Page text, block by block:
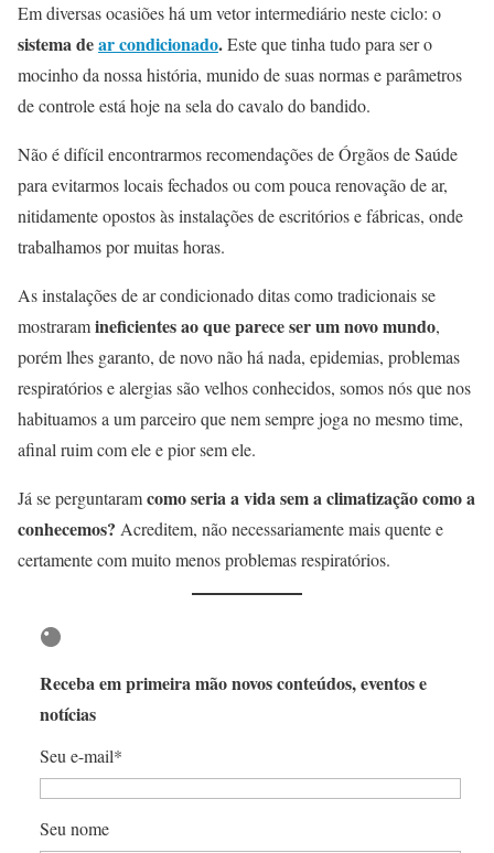
Em diversas ocasiões há um vetor intermediário neste ciclo: o
sistema dear condicionado.Este que tinha tudo para ser o
mocinho da nossa história, munido de suas normas e parâmetros
de controle está hoje na sela do cavalo do bandido.
Não é difícil encontrarmos recomendações de Órgãos de Saúde
para evitarmos locais fechados ou com pouca renovação de ar,
nitidamente opostos às instalações de escritórios e fábricas, onde
trabalhamos por muitas horas.
As instalações de ar condicionado ditas como tradicionais se
mostraramineficientes ao que parece ser um novo mundo,
porém lhes garanto, de novo não há nada, epidemias, problemas
respiratórios e alergias são velhos conhecidos, somos nós que nos
habituamos a um parceiro que nem sempre joga no mesmo time,
afinal ruim com ele e pior sem ele.
Já se perguntaramcomo seria a vida sem a climatização como a
conhecemos? Acreditem, não necessariamente mais quente e
certamente com muito menos problemas respiratórios.
Receba em primeira mão novos conteúdos, eventos e
notícias
Seu e-mail*
Seu nome